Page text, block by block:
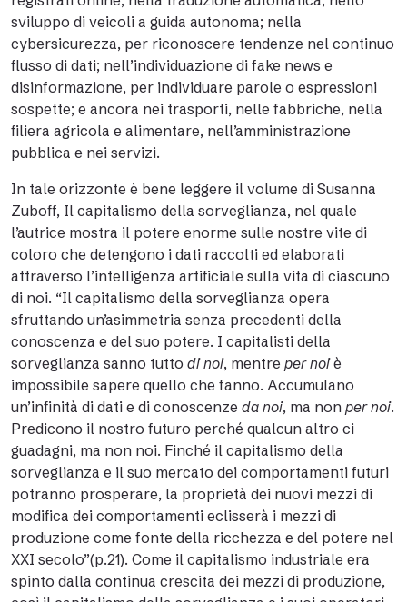
sviluppo di veicoli a guida autonoma; nella
cybersicurezza, per riconoscere tendenze nel continuo
flusso di dati; nell’individuazione di fake news e
disinformazione, per individuare parole o espressioni
sospette; e ancora nei trasporti, nelle fabbriche, nella
filiera agricola e alimentare, nell’amministrazione
pubblica e nei servizi.
In tale orizzonte è bene leggere il volume di Susanna
Zuboff, Il capitalismo della sorveglianza, nel quale
l’autrice mostra il potere enorme sulle nostre vite di
coloro che detengono i dati raccolti ed elaborati
attraverso l’intelligenza artificiale sulla vita di ciascuno
di noi. “Il capitalismo della sorveglianza opera
sfruttando un’asimmetria senza precedenti della
conoscenza e del suo potere. I capitalisti della
sorveglianza sanno tutto di noi, mentre per noiè
impossibile sapere quello che fanno. Accumulano
un’infinità di dati e di conoscenze da noi, ma non per noi.
Predicono il nostro futuro perché qualcun altro ci
guadagni, ma non noi. Finché il capitalismo della
sorveglianza e il suo mercato dei comportamenti futuri
potranno prosperare, la proprietà dei nuovi mezzi di
modifica dei comportamenti eclisserà i mezzi di
produzione come fonte della ricchezza e del potere nel
XXI secolo”(p.21). Come il capitalismo industriale era
spinto dalla continua crescita dei mezzi di produzione,